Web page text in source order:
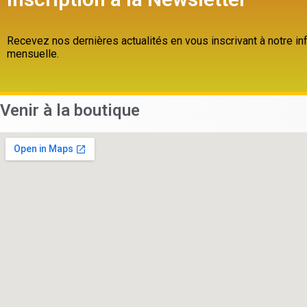
Recevez nos dernières actualités en vous inscrivant à notre
mensuelle.
Venir à la boutique